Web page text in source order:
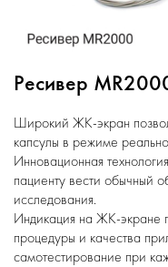
Ресивер
Широкий ЖК-экран
капсулы в режиме
Инновационная
пациенту вести обычный
исследования.
Индикация на ЖК-экране
процедуры и качества
самотестирование при